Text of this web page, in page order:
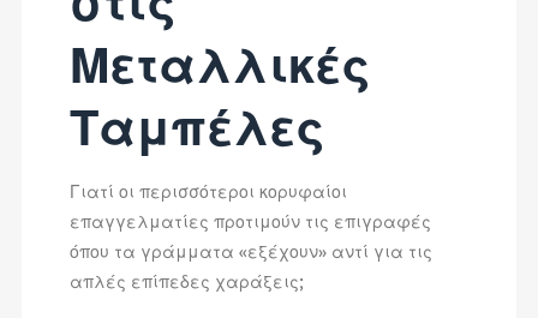
Μεταλλικές
Ταμπέλες
Γιατί οι περισσότεροι κορυφαίοι
επαγγελματίες προτιμούν τις επιγραφές
όπου τα γράμματα «εξέχουν» αντί για τις
απλές επίπεδες χαράξεις;